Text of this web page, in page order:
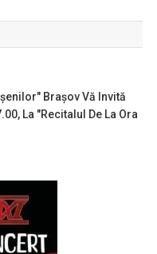
Braşov Vă Invită
La "Recitalul De La Ora